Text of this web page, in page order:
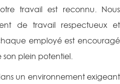
travail est reconnu. Nous
de travail respectueux et
employé est encouragé
plein potentiel.
un environnement exigeant